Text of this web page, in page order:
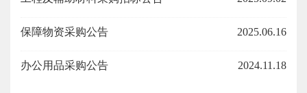
保障物资采购公告 2025.06.16
办公用品采购公告 2024.11.18